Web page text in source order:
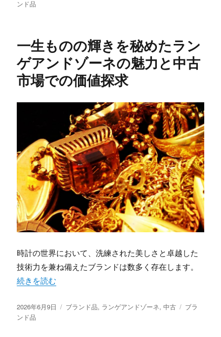
稿
ンド品
一生ものの輝きを秘めたラン
ゲアンドゾーネの魅力と中古
市場での価値探求
時計の世界において、洗練された美しさと卓越した
技術力を兼ね備えたブランドは数多く存在します。
“一生ものの輝きを秘めたランゲアンドゾーネの魅力と中
続きを読む
投
稿
2026年6月9日
カ
ブランド品, ランゲアンドゾーネ,中古
タ
ブラ
ンド品